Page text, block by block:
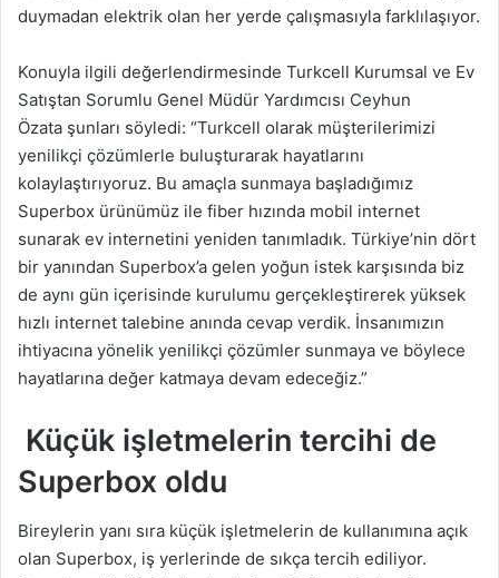
duymadan elektrik olan her yerde çalışmasıyla farklılaşıyor.
Konuyla ilgili değerlendirmesinde Turkcell Kurumsal ve Ev
Satıştan Sorumlu Genel Müdür Yardımcısı Ceyhun
Özata şunları söyledi: “Turkcell olarak müşterilerimizi
yenilikçi çözümlerle buluşturarak hayatlarını
kolaylaştırıyoruz. Bu amaçla sunmaya başladığımız
Superbox ürünümüz ile fiber hızında mobil internet
sunarak ev internetini yeniden tanımladık. Türkiye’nin dört
bir yanından Superbox’a gelen yoğun istek karşısında biz
de aynı gün içerisinde kurulumu gerçekleştirerek yüksek
hızlı internet talebine anında cevap verdik. İnsanımızın
ihtiyacına yönelik yenilikçi çözümler sunmaya ve böylece
hayatlarına değer katmaya devam edeceğiz.”
Küçük işletmelerin tercihi de
Superbox oldu
Bireylerin yanı sıra küçük işletmelerin de kullanımına açık
olan Superbox, iş yerlerinde de sıkça tercih ediliyor.